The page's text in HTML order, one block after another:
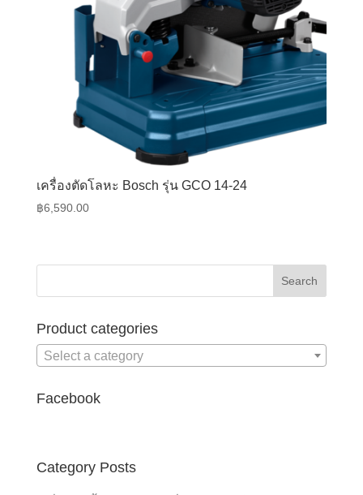
เครื่องตัดโลหะ Bosch รุ่น GCO 14-24
฿6,590.00
Product categories
Select a category
Facebook
Category Posts